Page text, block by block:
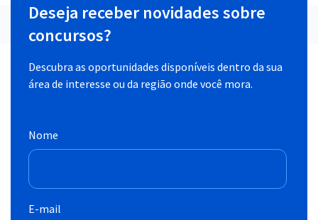
Deseja receber novidades sobre
concursos?
Descubra as oportunidades disponíveis dentro da sua
área de interesse ou da região onde você mora.
Nome
E-mail